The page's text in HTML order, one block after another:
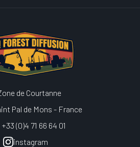
de Courtanne
Pal de Mons - France
(0)4 71 66 64 01
instagram